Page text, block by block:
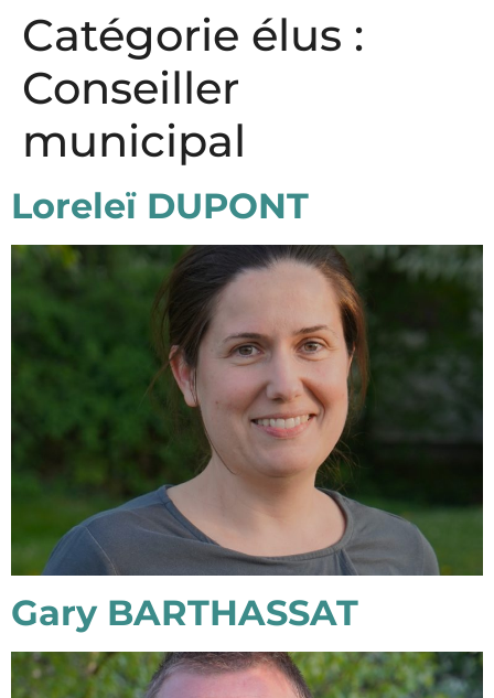
Catégorie élus :
Conseiller
municipal
Loreleï DUPONT
Gary BARTHASSAT
Panneau de gestion des cookies